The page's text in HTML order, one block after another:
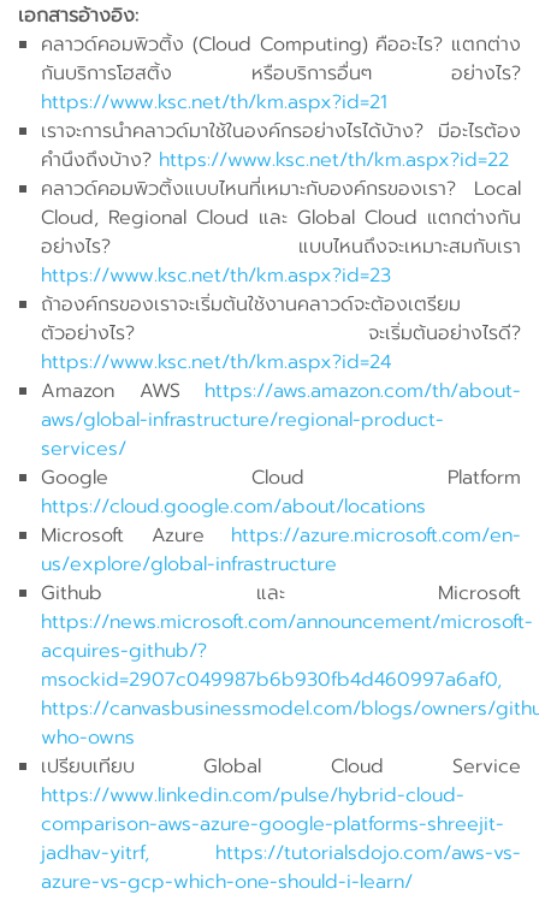
เอกสารอ้างอิง:
คลาวด์คอมพิวติ้ง (Cloud Computing) คืออะไร? แตกต่าง
กันบริการโฮสติ้ง หรือบริการอื่นๆ อย่างไร?
https://www.ksc.net/th/km.aspx?id=21
เราจะการนำคลาวด์มาใช้ในองค์กรอย่างไรได้บ้าง? มีอะไรต้อง
คำนึงถึงบ้าง? https://www.ksc.net/th/km.aspx?id=22
คลาวด์คอมพิวติ้งแบบไหนที่เหมาะกับองค์กรของเรา? Local
Cloud, Regional Cloud และ Global Cloud แตกต่างกัน
อย่างไร? แบบไหนถึงจะเหมาะสมกับเรา
https://www.ksc.net/th/km.aspx?id=23
ถ้าองค์กรของเราจะเริ่มต้นใช้งานคลาวด์จะต้องเตรียม
ตัวอย่างไร? จะเริ่มต้นอย่างไรดี?
https://www.ksc.net/th/km.aspx?id=24
Amazon AWS https://aws.amazon.com/th/about-
aws/global-infrastructure/regional-product-
services/
Google Cloud Platform
https://cloud.google.com/about/locations
Microsoft Azure https://azure.microsoft.com/en-
us/explore/global-infrastructure
Github และ Microsoft
https://news.microsoft.com/announcement/microsoft-
acquires-github/?
msockid=2907c049987b6b930fb4d460997a6af0,
https://canvasbusinessmodel.com/blogs/owners/
who-owns
เปรียบเทียบ Global Cloud Service
https://www.linkedin.com/pulse/hybrid-cloud-
comparison-aws-azure-google-platforms-shreejit-
jadhav-yitrf, https://tutorialsdojo.com/aws-vs-
azure-vs-gcp-which-one-should-i-learn/